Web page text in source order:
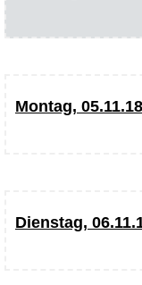
Montag,
Dienstag,